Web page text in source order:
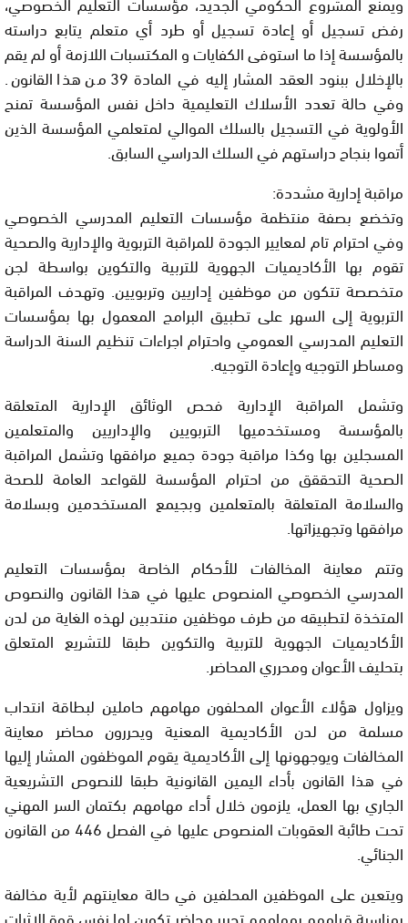
رفض تسجيل أو إعادة تسجيل أو طرد أي متعلم يتابع دراسته
بالمؤسسة إذا ما استوفى الكفايات و المكتسبات اللازمة أو لم يقم
بالإخلال ببنود العقد المشار إليه في المادة 39 من هذا القانون.
وفي حالة تعدد الأسلاك التعليمية داخل نفس المؤسسة تمنح
الأولوية في التسجيل بالسلك الموالي لمتعلمي المؤسسة الذين
أتموا بنجاح دراستهم في السلك الدراسي السابق.
مراقبة إدارية مشددة:
وتخضع بصفة منتظمة مؤسسات التعليم المدرسي الخصوصي
وفي احترام تام لمعايير الجودة للمراقبة التربوية والإدارية والصحية
تقوم بها الأكاديميات الجهوية للتربية والتكوين بواسطة لجن
متخصصة تتكون من موظفين إداريين وتربويين. وتهدف المراقبة
التربوية إلى السهر على تطبيق البرامج المعمول بها بمؤسسات
التعليم المدرسي العمومي واحترام اجراءات تنظيم السنة الدراسة
ومساطر التوجيه وإعادة التوجيه.
وتشمل المراقبة الإدارية فحص الوثائق الإدارية المتعلقة
بالمؤسسة ومستخدميها التربويين والإداريين والمتعلمين
المسجلين بها وكذا مراقبة جودة جميع مرافقها وتشمل المراقبة
الصحية التحققق من احترام المؤسسة للقواعد العامة للصحة
والسلامة المتعلقة بالمتعلمين وبجيمع المستخدمين وبسلامة
مرافقها وتجهيزاتها.
وتتم معاينة المخالفات للأحكام الخاصة بمؤسسات التعليم
المدرسي الخصوصي المنصوص عليها في هذا القانون والنصوص
المتخذة لتطبيقه من طرف موظفين منتدبين لهذه الغاية من لدن
الأكاديميات الجهوية للتربية والتكوين طبقا للتشريع المتعلق
بتحليف الأعوان ومحرري المحاضر.
ويزاول هؤلاء الأعوان المحلفون مهامهم حاملين لبطاقة انتداب
مسلمة من لدن الأكاديمية المعنية ويحررون محاضر معاينة
المخالفات ويوجهونها إلى الأكاديمية يقوم الموظفون المشار إليها
في هذا القانون بأداء اليمين القانونية طبقا للنصوص التشريعية
الجاري بها العمل، يلزمون خلال أداء مهامهم بكتمان السر المهني
تحت طائبة العقوبات المنصوص عليها في الفصل 446 من القانون
الجنائي.
ويتعين على الموظفين المحلفين في حالة معاينتهم لأية مخالفة